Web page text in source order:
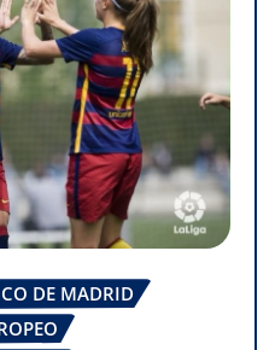
DE MADRID